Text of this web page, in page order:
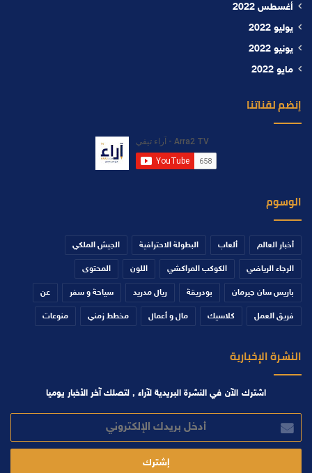
أغسطس 2022
يوليو 2022
يونيو 2022
مايو 2022
إنضم لقناتنا
الوسوم
أخبار العالم ألعاب البطولة الاحترافية الجيش الملكي
الرجاء الرياضي الكوكب المراكشي اللون المحتوى
باريس سان جيرمان بودريقة ريال مدريد سياحة و سفر عن
فريق العمل كلاسيك مال و أعمال مخطط زمني منوعات
النشرة الإخبارية
اشترك الآن في النشرة البريدية لآراء , لتصلك آخر الأخبار يوميا
بريدك
الإلكتروني